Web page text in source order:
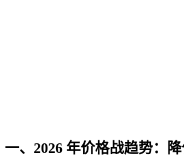
一、2026 年价格战趋势：